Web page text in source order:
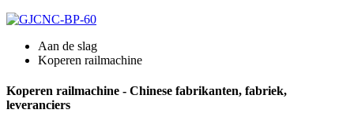
Aan de slag
Koperen railmachine
Koperen railmachine - Chinese fabrikanten, fabriek,
leveranciers